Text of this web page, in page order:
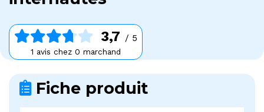
3,7 / 5
1 avis chez 0 marchand
Fiche produit